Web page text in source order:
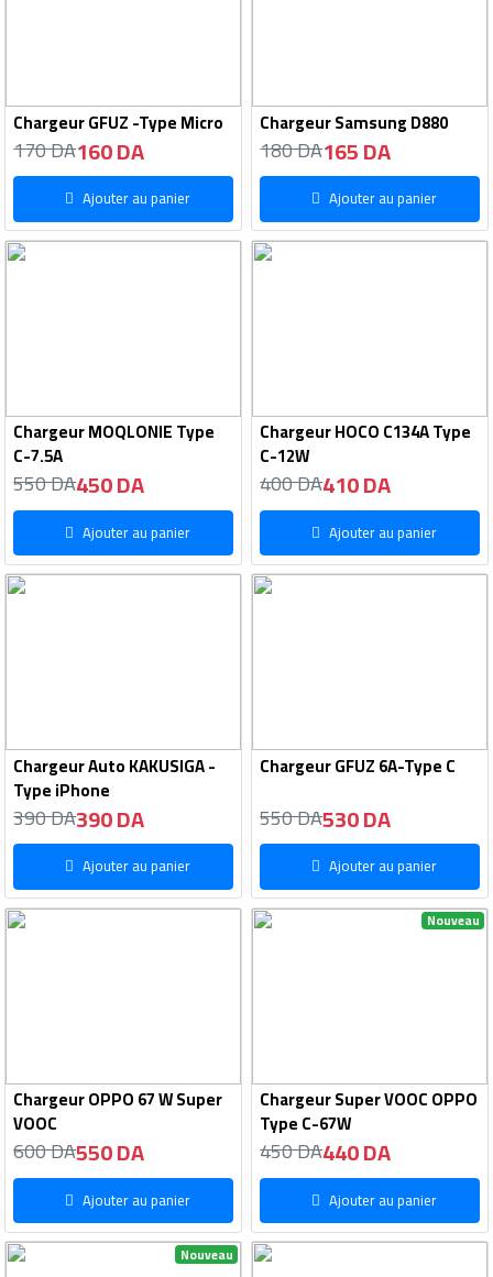
Chargeur GFUZ -Type Micro
170 DA160 DA
Ajouter au panier
Chargeur Samsung D880
180 DA165 DA
Ajouter au panier
Chargeur MOQLONIE Type
C-7.5A
550 DA450 DA
Ajouter au panier
Chargeur HOCO C134A Type
C-12W
400 DA410 DA
Ajouter au panier
Chargeur Auto KAKUSIGA -
Type iPhone
390 DA390 DA
Ajouter au panier
Chargeur GFUZ 6A-Type C
550 DA530 DA
Ajouter au panier
Chargeur OPPO 67 W Super
VOOC
600 DA550 DA
Ajouter au panier
Nouveau
Chargeur Super VOOC OPPO
Type C-67W
450 DA440 DA
Ajouter au panier
Nouveau